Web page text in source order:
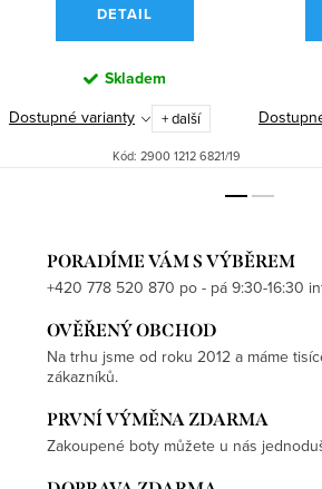
DETAIL
Skladem
Dostupné varianty
+ další
Kód: 2900 1212 6821/19
PORADÍME VÁM S VÝBĚREM
+420 778 520 870 po - pá 9:30-16:30
OVĚŘENÝ OBCHOD
Na trhu jsme od roku 2012 a máme
zákazníků.
PRVNÍ VÝMĚNA ZDARMA
Zakoupené boty můžete u nás